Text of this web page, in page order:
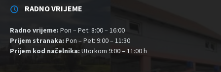
RADNO VRIJEME
Radno vrijeme: Pon – Pet: 8:00 – 16:00
Prijem stranaka: Pon – Pet: 9:00 – 11:30
Prijem kod načelnika: Utorkom 9:00 – 11:00 h